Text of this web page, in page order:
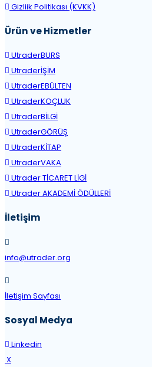
Gizliik Politikası (KVKK)
Ürün ve Hizmetler
UtraderBURS
UtraderİŞİM
UtraderEBÜLTEN
UtraderKOÇLUK
UtraderBİLGİ
UtraderGÖRÜŞ
UtraderKİTAP
UtraderVAKA
Utrader TİCARET LİGİ
Utrader AKADEMİ ÖDÜLLERİ
İletişim
info@utrader.org
İletişim Sayfası
Sosyal Medya
Linkedin
X